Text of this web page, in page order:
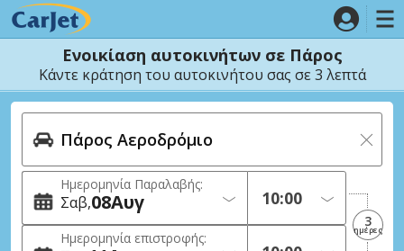
Ενοικίαση αυτοκινήτων σε Πάρος
Κάντε κράτηση του αυτοκινήτου σας σε 3 λεπτά
Ημερομηνία Παραλαβής:
Σαβ 08Αυγ
Ημερομηνία επιστροφής:
3
ημέρες